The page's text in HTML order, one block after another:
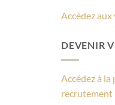
Accédez
DEVENIR
Accédez à la
recrutement